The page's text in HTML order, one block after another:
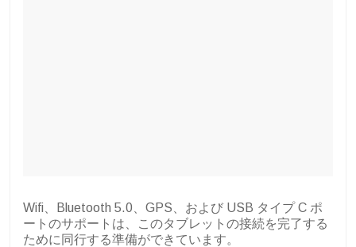
Wifi、Bluetooth 5.0、GPS、および USB タイプ C ポ
ートのサポートは、このタブレットの接続を完了する
ために同行する準備ができています。